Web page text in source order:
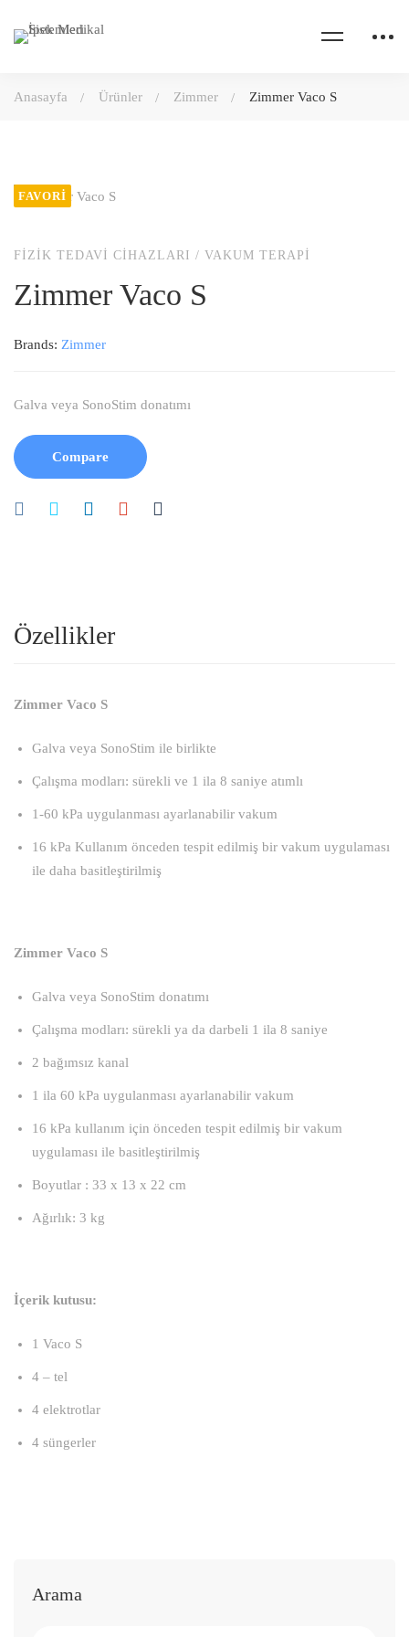
Anasayfa Ürünler Zimmer Zimmer Vaco S
Arama
FAVORI
FIZIK TEDAVI CIHAZLARI / VAKUM TERAPI
Zimmer Vaco S
Brands: Zimmer
Galva veya SonoStim donatımı
Compare
Özellikler
Zimmer Vaco S
Galva veya SonoStim ile birlikte
Çalışma modları: sürekli ve 1 ila 8 saniye atımlı
1-60 kPa uygulanması ayarlanabilir vakum
16 kPa Kullanım önceden tespit edilmiş bir vakum uygulaması
ile daha basitleştirilmiş
Zimmer Vaco S
Galva veya SonoStim donatımı
Çalışma modları: sürekli ya da darbeli 1 ila 8 saniye
2 bağımsız kanal
1 ila 60 kPa uygulanması ayarlanabilir vakum
16 kPa kullanım için önceden tespit edilmiş bir vakum
uygulaması ile basitleştirilmiş
Boyutlar : 33 x 13 x 22 cm
Ağırlık: 3 kg
İçerik kutusu:
1 Vaco S
4 – tel
4 elektrotlar
4 süngerler